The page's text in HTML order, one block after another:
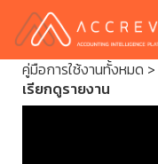
คู่มือการใช้งานทั้งหมด >
เรียกดูรายงาน